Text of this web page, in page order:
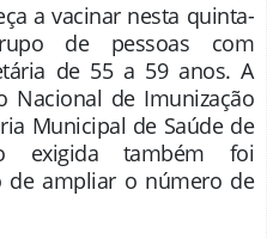
a vacinar nesta quinta-
de pessoas com
de 55 a 59 anos. A
Nacional de Imunização
Municipal de Saúde de
exigida também foi
ampliar o número de